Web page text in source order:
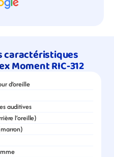
caractéristiques
Moment RIC-312
d’oreille
auditives
l’oreille)